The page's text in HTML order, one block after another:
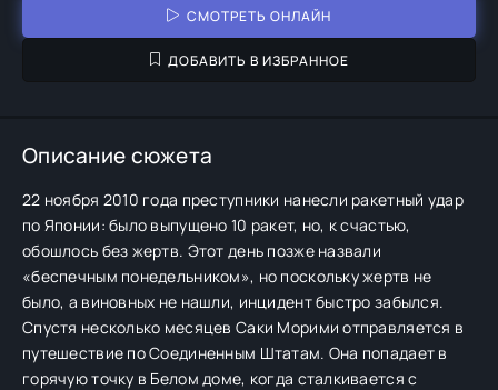
СМОТРЕТЬ ОНЛАЙН
ДОБАВИТЬ В ИЗБРАННОЕ
Описание сюжета
22 ноября 2010 года преступники нанесли ракетный удар
по Японии: было выпущено 10 ракет, но, к счастью,
обошлось без жертв. Этот день позже назвали
«беспечным понедельником», но поскольку жертв не
было, а виновных не нашли, инцидент быстро забылся.
Спустя несколько месяцев Саки Морими отправляется в
путешествие по Соединенным Штатам. Она попадает в
горячую точку в Белом доме, когда сталкивается с